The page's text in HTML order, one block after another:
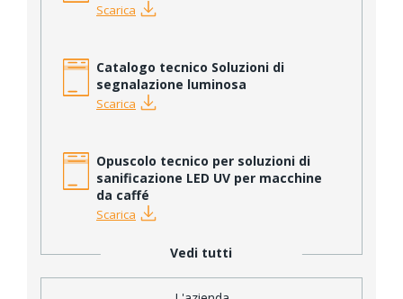
Vedi tutti
Scarica
Catalogo tecnico Soluzioni di
segnalazione luminosa
Scarica
Opuscolo tecnico per soluzioni di
sanificazione LED UV per macchine
da caffé
Scarica